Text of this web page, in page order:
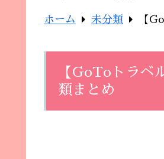
ホーム 未分類 【
【GoToトラベ
類まとめ